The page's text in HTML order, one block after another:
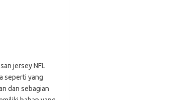
jersey NFL
seperti yang
dan sebagian